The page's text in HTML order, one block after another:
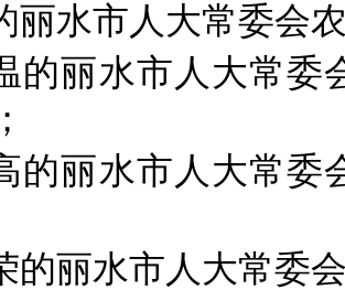
丽水市人大常委会
的丽水市人大常委
的丽水市人大常委
的丽水市人大常委